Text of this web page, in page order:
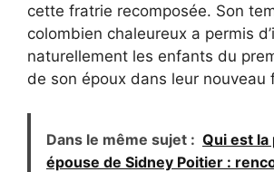
cette fratrie recomposée. Son
colombien chaleureux a permis
naturellement les enfants du
de son époux dans leur nouveau
Dans le même sujet : Qui est
épouse de Sidney Poitier :